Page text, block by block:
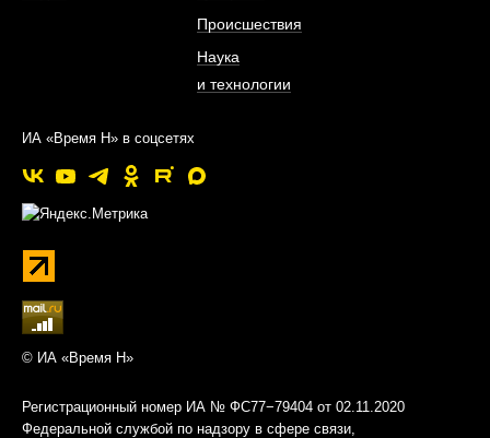
Происшествия
Наука
и технологии
ИА «Время Н» в соцсетях
© ИА «Время Н»
Регистрационный номер ИА № ФС77−79404 от 02.11.2020
Федеральной службой по надзору в сфере связи,